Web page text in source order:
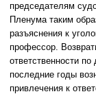
председателям
Пленума таким
разъяснения к
профессор.
ответственности
последние годы
привлечения к